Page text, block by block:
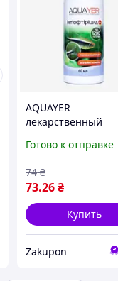
AQUAYER
лекарственный
Ихтиофтирицид 60
Готово к отправке
73.26₴
74 ₴
Купить
Zakupon